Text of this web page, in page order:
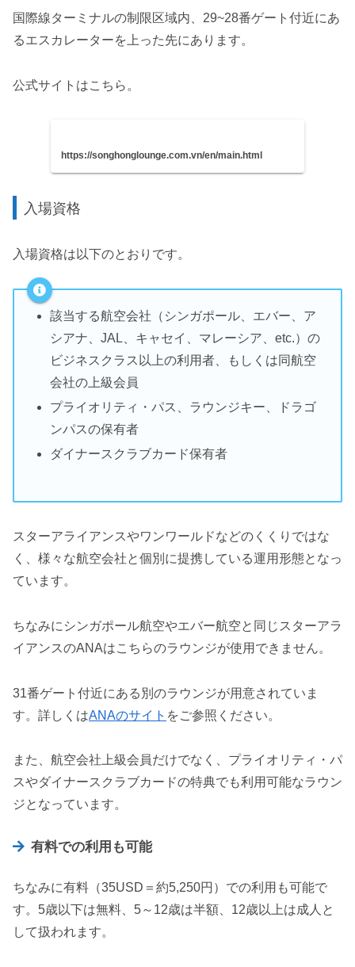
国際線ターミナルの制限区域内、29~28番ゲート付近にあ
るエスカレーターを上った先にあります。
公式サイトはこちら。
https://songhonglounge.com.vn/en/main.html
入場資格
入場資格は以下のとおりです。
該当する航空会社（シンガポール、エバー、ア
シアナ、JAL、キャセイ、マレーシア、etc.）の
ビジネスクラス以上の利用者、もしくは同航空
会社の上級会員
プライオリティ・パス、ラウンジキー、ドラゴ
ンパスの保有者
ダイナースクラブカード保有者
スターアライアンスやワンワールドなどのくくりではな
く、様々な航空会社と個別に提携している運用形態となっ
ています。
ちなみにシンガポール航空やエバー航空と同じスターアラ
イアンスのANAはこちらのラウンジが使用できません。
31番ゲート付近にある別のラウンジが用意されていま
す。詳しくはANAのサイト をご参照ください。
また、航空会社上級会員だけでなく、プライオリティ・パ
スやダイナースクラブカードの特典でも利用可能なラウン
ジとなっています。
有料での利用も可能
ちなみに有料（35USD＝約5,250円）での利用も可能で
す。5歳以下は無料、5～12歳は半額、12歳以上は成人と
して扱われます。